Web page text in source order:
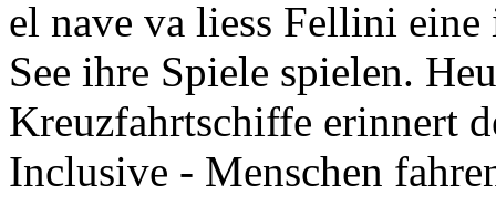
el nave va liess Fellini
See ihre Spiele spielen.
Kreuzfahrtschiffe erinnert
Inclusive - Menschen